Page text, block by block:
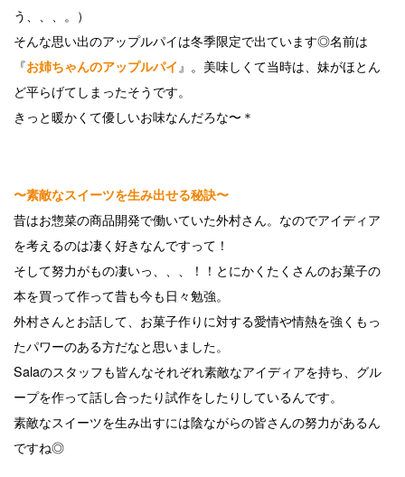
う、、、。）
そんな思い出のアップルパイは冬季限定で出ています◎名前は
『お姉ちゃんのアップルパイ 』。美味しくて当時は、妹がほとん
ど平らげてしまったそうです。
きっと暖かくて優しいお味なんだろな〜＊
〜素敵なスイーツを生み出せる秘訣〜
昔はお惣菜の商品開発で働いていた外村さん。なのでアイディア
を考えるのは凄く好きなんですって！
そして努力がもの凄いっ、、、！！とにかくたくさんのお菓子の
本を買って作って昔も今も日々勉強。
外村さんとお話して、お菓子作りに対する愛情や情熱を強くもっ
たパワーのある方だなと思いました。
Salaのスタッフも皆んなそれぞれ素敵なアイディアを持ち、グル
ープを作って話し合ったり試作をしたりしているんです。
素敵なスイーツを生み出すには陰ながらの皆さんの努力があるん
ですね◎